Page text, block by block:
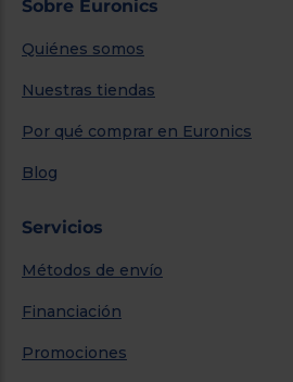
Sobre Euronics
Quiénes somos
Nuestras tiendas
Por qué comprar en Euronics
Blog
Servicios
Métodos de envío
Financiación
Promociones